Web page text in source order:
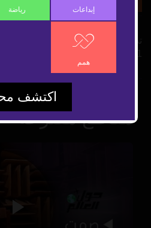
ثقافة ومجتمع
تسميم قرون وحيد القرن.. مشروع
مقاطع مقترحة
إبداعات رياضة
همم
اكتشف